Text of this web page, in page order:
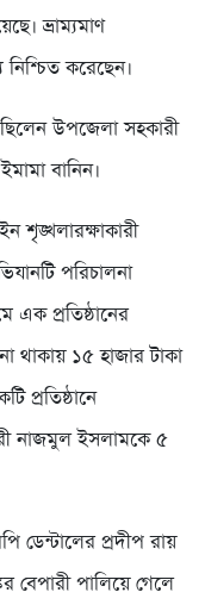
ভ্রাম্যমাণ
করেছেন।
উপজেলা সহকারী
বানিন।
শৃঙ্খলারক্ষাকারী
পরিচালনা
এক প্রতিষ্ঠানের
থাকায় ১৫ হাজার টাকা
প্রতিষ্ঠানে
নাজমুল ইসলামকে ৫
ডেন্টালের প্রদীপ রায়
বেপারী পালিয়ে গেলে